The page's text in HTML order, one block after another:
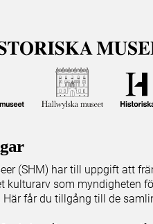
(SHM) har till uppgift att
kulturarv som myndigheten
får du tillgång till de